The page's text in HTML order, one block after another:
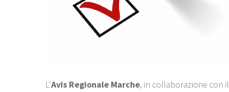
L'Avis Regionale Marche, in collaborazione con il